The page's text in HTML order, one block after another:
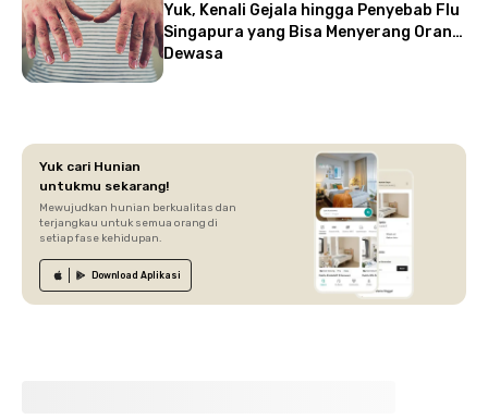
Yuk, Kenali Gejala hingga Penyebab Flu
Singapura yang Bisa Menyerang Orang
Dewasa
Yuk cari Hunian
untukmu sekarang!
Mewujudkan hunian berkualitas dan
terjangkau untuk semua orang di
setiap fase kehidupan.
Download Aplikasi